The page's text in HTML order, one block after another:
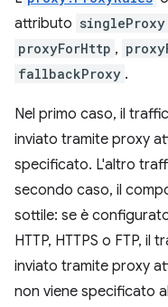
attributo singleProxy
proxyForHttp ,
fallbackProxy .
Nel primo caso, il
inviato tramite proxy
specificato. L'altro
secondo caso, il
sottile: se è
HTTP, HTTPS o FTP,
inviato tramite proxy
non viene specificato